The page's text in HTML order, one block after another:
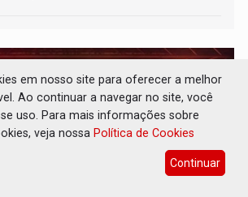
em nosso site para oferecer a melhor
Ao continuar a navegar no site, você
uso. Para mais informações sobre
veja nossa Política de Cookies
Continuar